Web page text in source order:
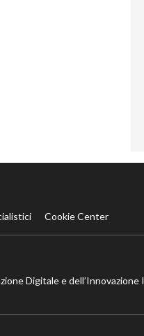
Cookie Center
Digitale e